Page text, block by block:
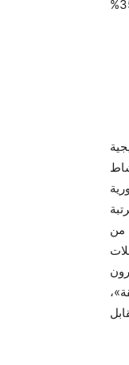
إلى امتلاك فريقٍ مخصص لأمن المعلومات بنسبة 42% مقابل 30% في المتوسط. وفي كوت ديفوار، تعتمد 35%
استراتيجية
النشاط
خبراء خارجيين متاح على مدار الساعة فتستقطب 40% من
التدخلات
ثقة»،
يعمل عملياً كمورد داخلي (25% مقابل